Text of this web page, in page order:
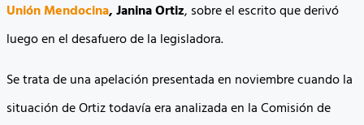
Unión Mendocina, Janina Ortiz, sobre el escrito que derivó
luego en el desafuero de la legisladora.
Se trata de una apelación presentada en noviembre cuando la
situación de Ortiz todavía era analizada en la Comisión de